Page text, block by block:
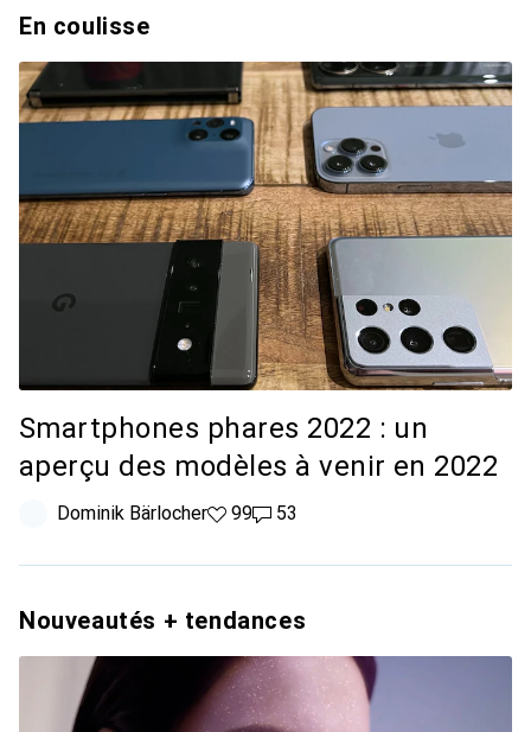
En coulisse
Smartphones phares 2022 : un
aperçu des modèles à venir en 2022
Dominik Bärlocher99 likes
9953 commentaires
53
Nouveautés + tendances